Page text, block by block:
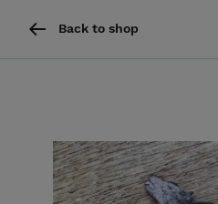
Back to shop